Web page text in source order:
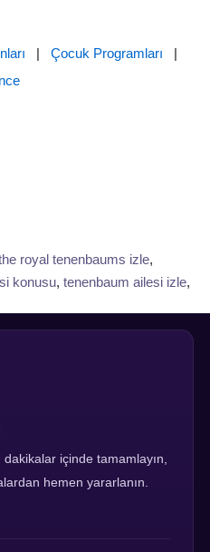
| Çocuk Programları |
royal tenenbaums izle,
konusu, tenenbaum ailesi izle,
içinde tamamlayın,
hemen yararlanın.